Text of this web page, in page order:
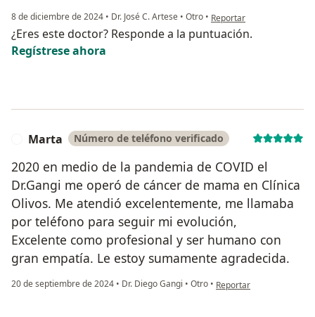
8 de diciembre de 2024 • Dr. José C. Artese • Otro • en opinión del usuario
Reportar
¿Eres este doctor? Responde a la puntuación.
Regístrese ahora
Marta Número de teléfono verificado
2020 en medio de la pandemia de COVID el
Dr.Gangi me operó de cáncer de mama en Clínica
Olivos. Me atendió excelentemente, me llamaba
por teléfono para seguir mi evolución,
Excelente como profesional y ser humano con
gran empatía. Le estoy sumamente agradecida.
20 de septiembre de 2024 • Dr. Diego Gangi • Otro • en opinión del usuario
Reportar